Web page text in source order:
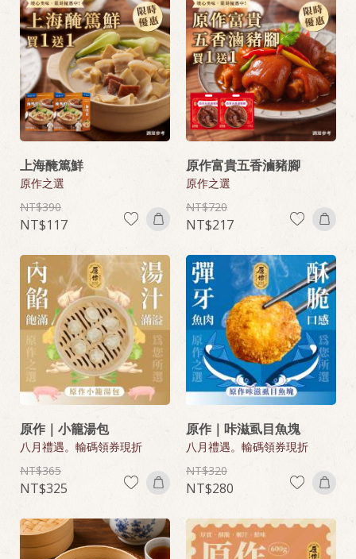
上海醃篤鮮
原作之選
390
117
原作富貴五香滷豬腳
原作之選
720
217
原作｜小籠湯包
八月禮遇。輸碼領券現折
365
325
原作｜咔滋虱目魚塊
八月禮遇。輸碼領券現折
320
280